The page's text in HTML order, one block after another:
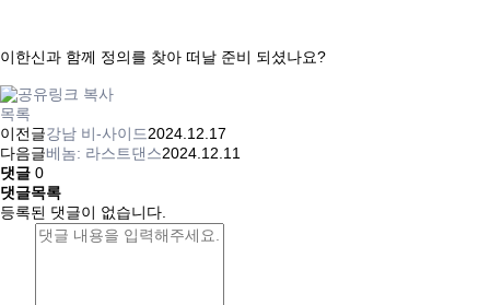
이한신과 함께 정의를 찾아 떠날 준비 되셨나요?
목록
이전글강남 비-사이드2024.12.17
다음글베놈: 라스트댄스2024.12.11
댓글 0
댓글목록
등록된 댓글이 없습니다.